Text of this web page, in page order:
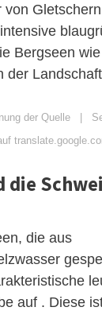
von
Bergseen
der
der Quelle |
die
die aus
auf . Diese